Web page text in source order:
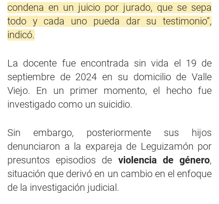
condena en un juicio por jurado, que se sepa
todo y cada uno pueda dar su testimonio”,
indicó.
La docente fue encontrada sin vida el 19 de
septiembre de 2024 en su domicilio de Valle
Viejo. En un primer momento, el hecho fue
investigado como un suicidio.
Sin embargo, posteriormente sus hijos
denunciaron a la expareja de Leguizamón por
presuntos episodios de violencia de género,
situación que derivó en un cambio en el enfoque
de la investigación judicial.